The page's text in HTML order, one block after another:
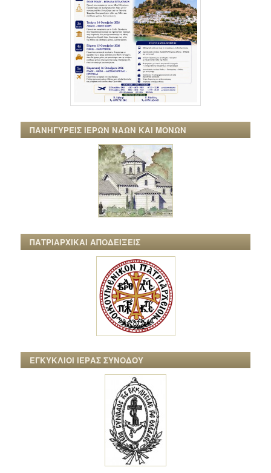
ΠΑΝΗΓΥΡΕΙΣ ΙΕΡΩΝ ΝΑΩΝ ΚΑΙ ΜΟΝΩΝ
ΠΑΤΡΙΑΡΧΙΚΑΙ ΑΠΟΔΕΙΞΕΙΣ
ΕΓΚΥΚΛΙΟΙ ΙΕΡΑΣ ΣΥΝΟΔΟΥ